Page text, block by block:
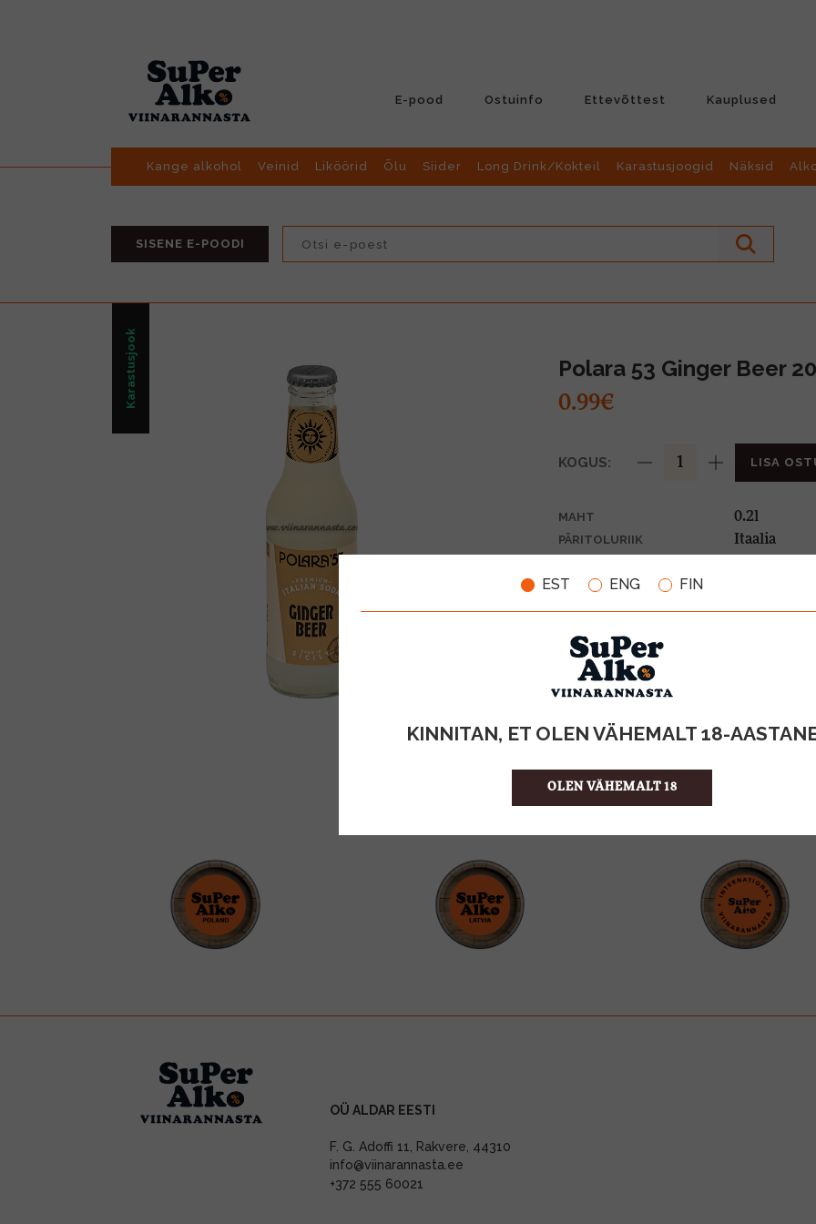
EST ENG FIN
KINNITAN, ET OLEN VÄHEMALT 18-
OLEN VÄHEMALT 18
E-pood Ostuinfo Ettevõttest Kauplused
Kange alkohol Veinid Liköörid Õlu Siider Long Drink/Kokteil Karastusjoogid Näksid
SISENE E-POODI
Karastusjook Polara 53 Ginger Beer
0.99€
KOGUS: LISA
MAHT 0.2l
PÄRITOLURIIK Itaalia
PANT
ÜHIKU HIND
KOGUS KASTIS
OÜ ALDAR EESTI
F. G. Adoffi 11, Rakvere, 44310
info@viinarannasta.ee
+372 555 60021